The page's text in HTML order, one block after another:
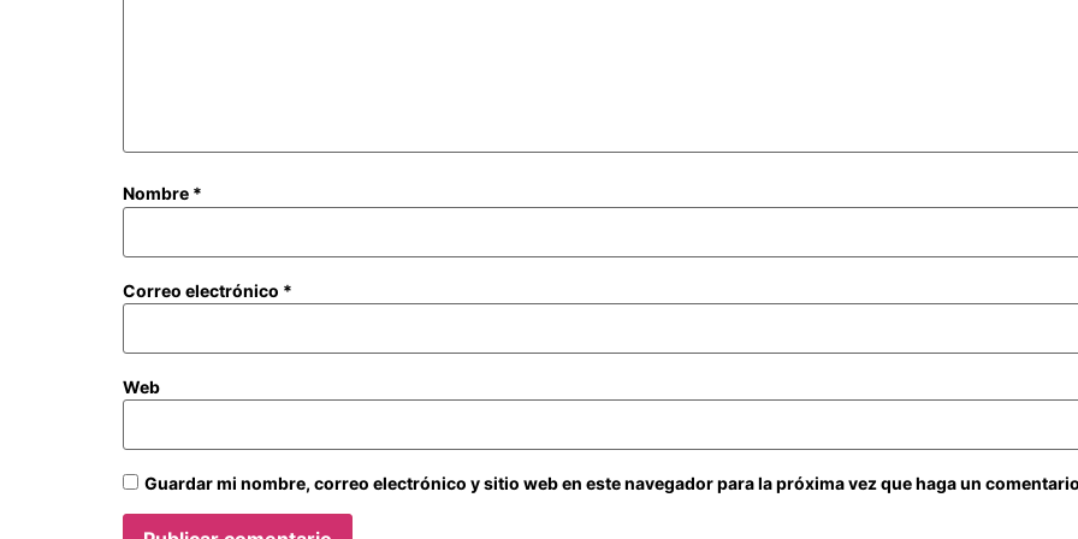
Nombre *
Correo electrónico *
Web
Guardar mi nombre, correo electrónico y sitio web en este navegador para la próxima vez que haga un